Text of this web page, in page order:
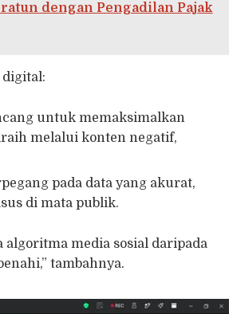
dengan Pengadilan Pajak
digital:
untuk memaksimalkan
melalui konten negatif,
pada data yang akurat,
di mata publik.
algoritma media sosial daripada
tambahnya.